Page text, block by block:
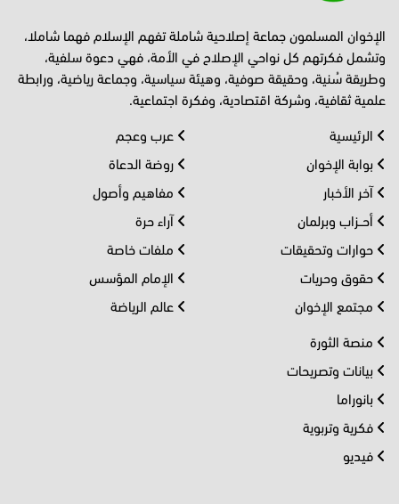
الإخوان المسلمون جماعة إصلاحية شاملة تفهم الإسلام فهما شاملا،
وتشمل فكرتهم كل نواحي الإصلاح في الأمة، فهي دعوة سلفية،
وطريقة سُنية، وحقيقة صوفية، وهيئة سياسية، وجماعة رياضية، ورابطة
علمية ثقافية، وشركة اقتصادية، وفكرة اجتماعية.
الرئيسية
بوابة الإخوان
آخر الأخبار
أحــزاب وبرلمان
حوارات وتحقيقات
حقوق وحريات
مجتمع الإخوان
عرب وعجم
روضة الدعاة
مفاهيم وأصول
آراء حرة
ملفات خاصة
الإمام المؤسس
عالم الرياضة
منصة الثورة
بيانات وتصريحات
بانوراما
فكرية وتربوية
فيديو